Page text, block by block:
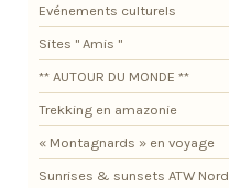
Evénements culturels
Sites " Amis "
** AUTOUR DU MONDE **
Trekking en amazonie
« Montagnards » en voyage
Sunrises & sunsets ATW Nord